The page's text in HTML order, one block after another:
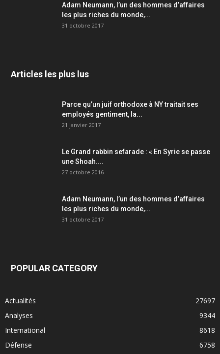
Adam Neumann, l’un des hommes d’affaires
les plus riches du monde,...
31 octobre 2017
Articles les plus lus
Parce qu’un juif orthodoxe à NY traitait ses
employés gentiment, la...
21 janvier 2017
Le Grand rabbin sefarade : « En Syrie se passe
une Shoah....
27 octobre 2016
Adam Neumann, l’un des hommes d’affaires
les plus riches du monde,...
31 octobre 2017
POPULAR CATEGORY
Actualités
27697
Analyses
9344
International
8618
Défense
6758